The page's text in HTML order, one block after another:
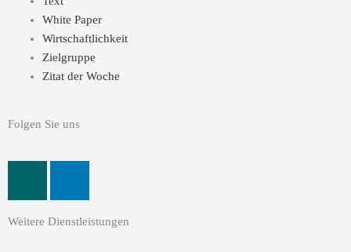
White Paper
Wirtschaftlichkeit
Zielgruppe
Zitat der Woche
Folgen Sie uns
g
k
Weitere Dienstleistungen